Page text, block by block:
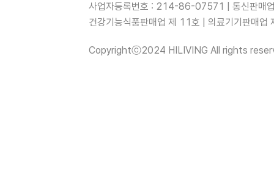
사업자등록번호 : 214-86-07571 | 통신판매
건강기능식품판매업 제 11호 | 의료기기판매
Copyrightⓒ2024 HILIVING All rights